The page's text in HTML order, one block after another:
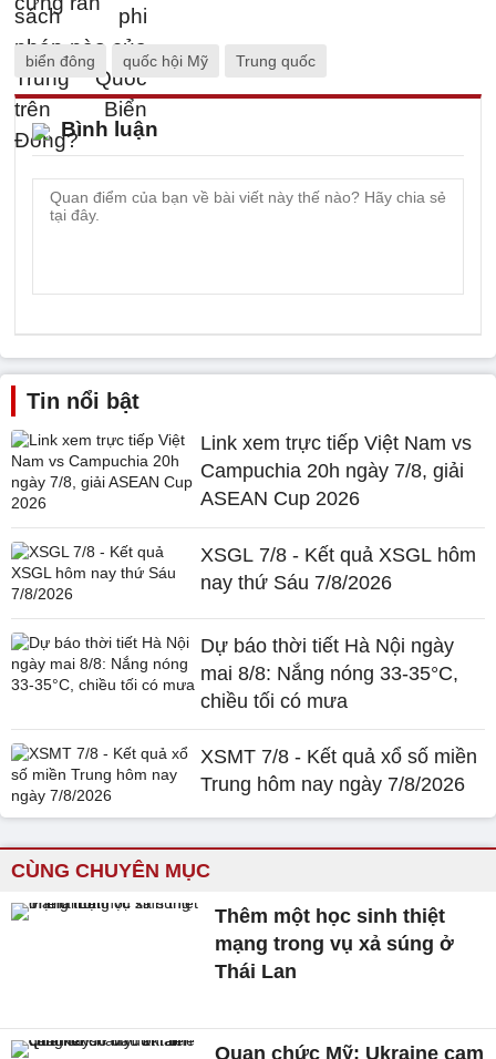
biển đông quốc hội Mỹ Trung quốc
Bình luận
Tin nổi bật
Link xem trực tiếp Việt Nam vs
Campuchia 20h ngày 7/8, giải
ASEAN Cup 2026
XSGL 7/8 - Kết quả XSGL hôm
nay thứ Sáu 7/8/2026
Dự báo thời tiết Hà Nội ngày
mai 8/8: Nắng nóng 33-35°C,
chiều tối có mưa
XSMT 7/8 - Kết quả xổ số miền
Trung hôm nay ngày 7/8/2026
CÙNG CHUYÊN MỤC
Thêm một học sinh thiệt
mạng trong vụ xả súng ở
Thái Lan
Quan chức Mỹ: Ukraine cam